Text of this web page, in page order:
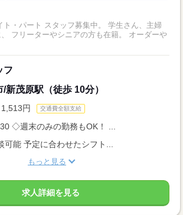
ート スタッフ募集中。 学生さん、主婦
リーターやシニアの方も在籍。 オーダーや
フ
新茂原駅（徒歩 10分）
円 交通費全額支給
◇週末のみの勤務もOK！ ...
能 予定に合わせたシフト...
もっと見る
求人詳細を見る